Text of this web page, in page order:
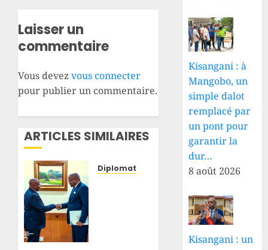
Laisser un
commentaire
Vous devezvous connecter
pour publier un commentaire.
ARTICLES SIMILAIRES
Diplomatie
Kisangani : à
Mangobo, un
simple dalot
remplacé par
un pont pour
garantir la
dur…
8 août 2026
Kisangani : un